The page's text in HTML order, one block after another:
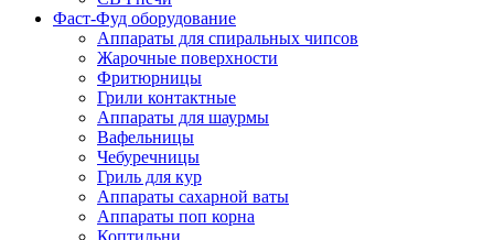
Фаст-Фуд оборудование
Аппараты для спиральных чипсов
Жарочные поверхности
Фритюрницы
Грили контактные
Аппараты для шаурмы
Вафельницы
Чебуречницы
Гриль для кур
Аппараты сахарной ваты
Аппараты поп корна
Коптильни